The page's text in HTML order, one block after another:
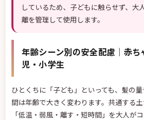
しているため、子どもに触らせず、大
離を管理して使用します。
年齢シーン別の安全配慮｜赤
児・小学生
ひとくちに「子ども」といっても、髪の
間は年齢で大きく変わります。共通する
「低温・弱風・離す・短時間」を大人が